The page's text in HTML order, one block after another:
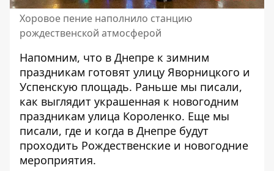
Хоровое пение наполнило станцию ​​
рождественской атмосферой
Напомним, что в Днепре к зимним
праздникам готовят улицу Яворницкого и
Успенскую площадь. Раньше мы писали,
как выглядит украшенная к новогодним
праздникам улица Короленко. Еще мы
писали, где и когда в Днепре будут
проходить Рождественские и новогодние
мероприятия.